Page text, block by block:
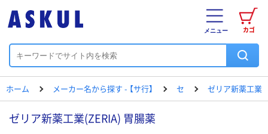
カゴ
メニュー
ホーム メーカー名から探す - 【サ行】 セ ゼリア新薬工業
ゼリア新薬工業(ZERIA) 胃腸薬